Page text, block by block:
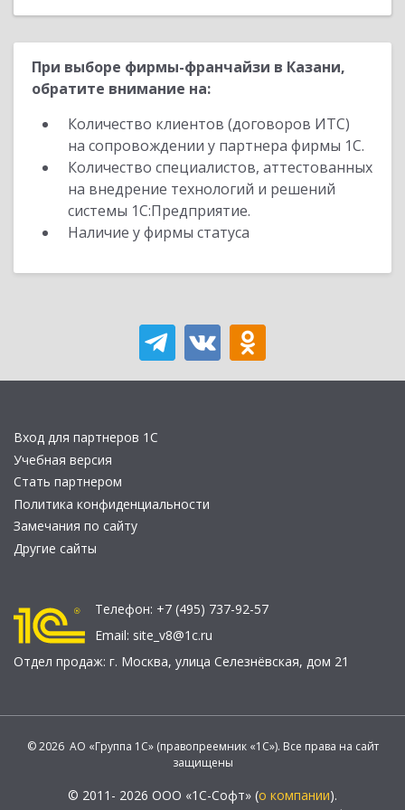
При выборе фирмы-франчайзи в Казани,
обратите внимание на:
Количество клиентов (договоров ИТС)
на сопровождении у партнера фирмы 1С.
Количество специалистов, аттестованных
на внедрение технологий и решений
системы 1С:Предприятие.
Наличие у фирмы статуса
Вход для партнеров 1С
Учебная версия
Стать партнером
Политика конфиденциальности
Замечания по сайту
Другие сайты
Телефон: +7 (495) 737-92-57
Email: site_v8@1c.ru
Отдел продаж: г. Москва, улица Селезнёвская, дом 21
© 2026 АО «Группа 1С» (правопреемник «1С»). Все права на сайт
защищены
© 2011- 2026 ООО «1С-Софт» (о компании).